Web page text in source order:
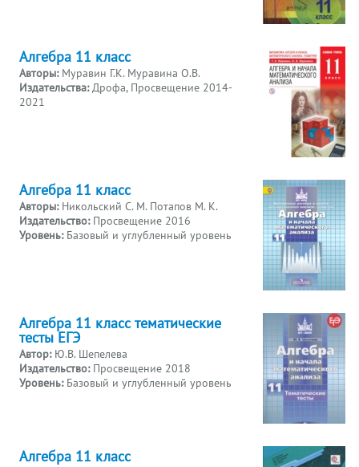
Алгебра 11 класс
Авторы: Муравин Г.К. Муравина О.В.
Издательства:Дрофа, Просвещение 2014-
2021
Алгебра 11 класс
Авторы: Никольский С. М. Потапов М. К.
Издательство: Просвещение 2016
Уровень: Базовый и углубленный уровень
Алгебра 11 класс тематические
тесты ЕГЭ
Автор: Ю.В. Шепелева
Издательство: Просвещение 2018
Уровень: Базовый и углубленный уровень
Алгебра 11 класс